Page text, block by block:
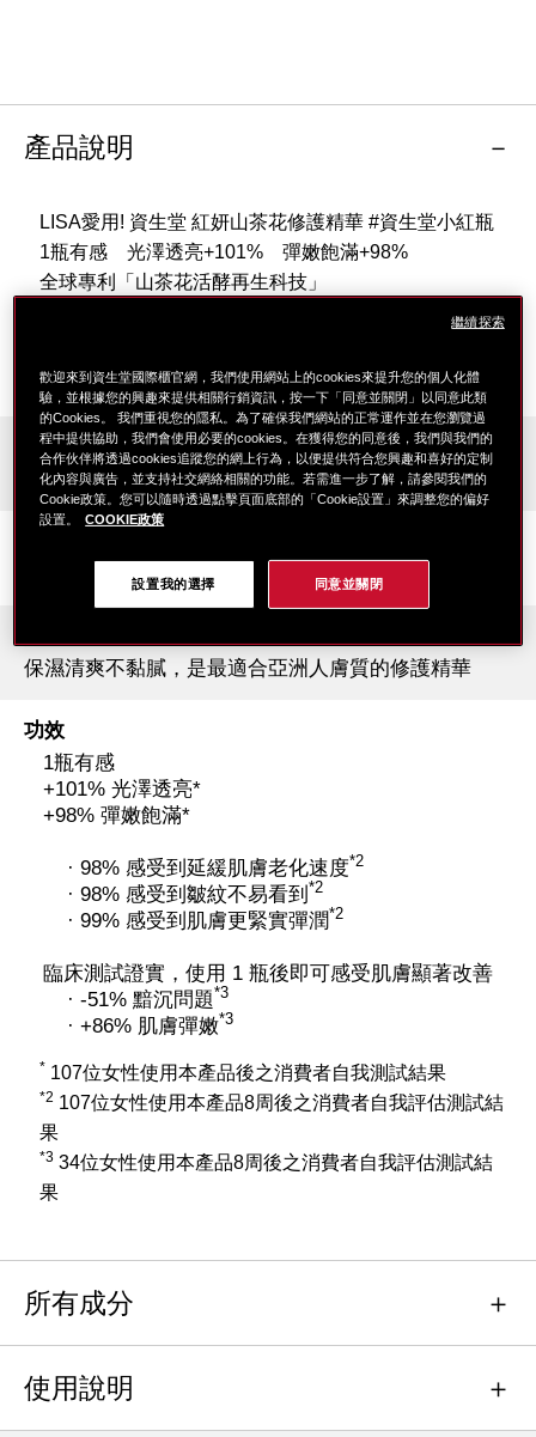
產品說明
LISA愛用! 資生堂 紅妍山茶花修護精華 #資生堂小紅瓶
1瓶有感 光澤透亮+101% 彈嫩飽滿+98%
全球專利「山茶花活酵再生科技」
時間掌控在我 實現年齡自由
膚質
適合所有膚質使用
珍稀山茶花活酵萃取精華
保濕清爽不黏膩，是最適合亞洲人膚質的修護精華
功效
1瓶有感
+101% 光澤透亮*
+98% 彈嫩飽滿*
· 98% 感受到延緩肌膚老化速度*2
· 98% 感受到皺紋不易看到 *2
· 99% 感受到肌膚更緊實彈潤*2
臨床測試證實，使用 1 瓶後即可感受肌膚顯著改善
· -51% 黯沉問題*3
· +86% 肌膚彈嫩*3
* 107位女性使用本產品後之消費者自我測試結果
*2 107位女性使用本產品8周後之消費者自我評估測試結
果
*3 34位女性使用本產品8周後之消費者自我評估測試結
果
所有成分
使用說明
歡迎來到資生堂國際櫃官網，我們使用網站上的cookies來提升您的個人化體
驗，並根據您的興趣來提供相關行銷資訊，按一下「同意並關閉」以同意此類
的Cookies。 我們重視您的隱私。為了確保我們網站的正常運作並在您瀏覽過
程中提供協助，我們會使用必要的cookies。在獲得您的同意後，我們與我們的
合作伙伴將透過cookies追蹤您的網上行為，以便提供符合您興趣和喜好的定制
化內容與廣告，並支持社交網絡相關的功能。若需進一步了解，請參閱我們的
Cookie政策。您可以隨時透過點擊頁面底部的「Cookie設置」來調整您的偏好
設置。
COOKIE政策
設置我的選擇 同意並關閉
繼續探索